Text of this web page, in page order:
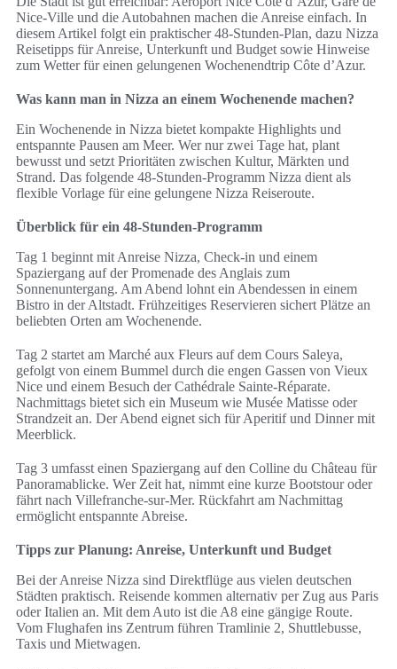
Nice-Ville und die Autobahnen machen die Anreise einfach. In
diesem Artikel folgt ein praktischer 48-Stunden-Plan, dazu Nizza
Reisetipps für Anreise, Unterkunft und Budget sowie Hinweise
zum Wetter für einen gelungenen Wochenendtrip Côte d’Azur.
Was kann man in Nizza an einem Wochenende machen?
Ein Wochenende in Nizza bietet kompakte Highlights und
entspannte Pausen am Meer. Wer nur zwei Tage hat, plant
bewusst und setzt Prioritäten zwischen Kultur, Märkten und
Strand. Das folgende 48-Stunden-Programm Nizza dient als
flexible Vorlage für eine gelungene Nizza Reiseroute.
Überblick für ein 48-Stunden-Programm
Tag 1 beginnt mit Anreise Nizza, Check-in und einem
Spaziergang auf der Promenade des Anglais zum
Sonnenuntergang. Am Abend lohnt ein Abendessen in einem
Bistro in der Altstadt. Frühzeitiges Reservieren sichert Plätze an
beliebten Orten am Wochenende.
Tag 2 startet am Marché aux Fleurs auf dem Cours Saleya,
gefolgt von einem Bummel durch die engen Gassen von Vieux
Nice und einem Besuch der Cathédrale Sainte-Réparate.
Nachmittags bietet sich ein Museum wie Musée Matisse oder
Strandzeit an. Der Abend eignet sich für Aperitif und Dinner mit
Meerblick.
Tag 3 umfasst einen Spaziergang auf den Colline du Château für
Panoramablicke. Wer Zeit hat, nimmt eine kurze Bootstour oder
fährt nach Villefranche-sur-Mer. Rückfahrt am Nachmittag
ermöglicht entspannte Abreise.
Tipps zur Planung: Anreise, Unterkunft und Budget
Bei der Anreise Nizza sind Direktflüge aus vielen deutschen
Städten praktisch. Reisende kommen alternativ per Zug aus Paris
oder Italien an. Mit dem Auto ist die A8 eine gängige Route.
Vom Flughafen ins Zentrum führen Tramlinie 2, Shuttlebusse,
Taxis und Mietwagen.